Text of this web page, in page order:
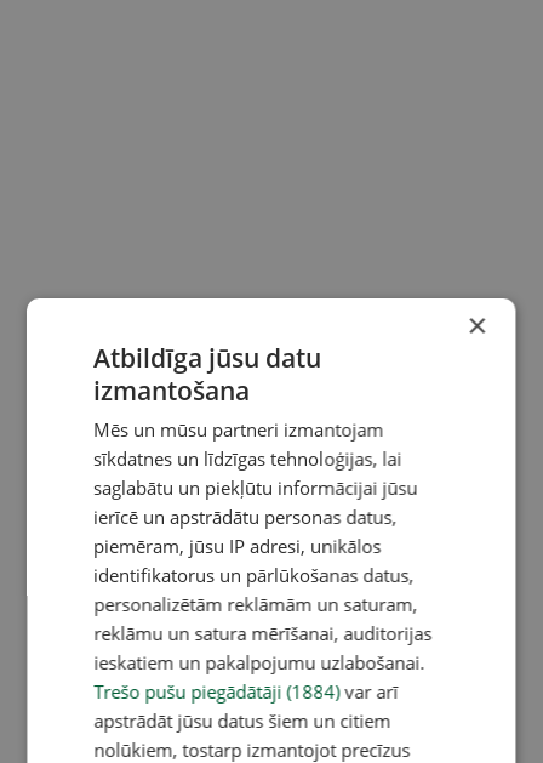
×
Atbildīga jūsu datu
izmantošana
Mēs un mūsu partneri izmantojam
sīkdatnes un līdzīgas tehnoloģijas, lai
saglabātu un piekļūtu informācijai jūsu
ierīcē un apstrādātu personas datus,
piemēram, jūsu IP adresi, unikālos
identifikatorus un pārlūkošanas datus,
personalizētām reklāmām un saturam,
reklāmu un satura mērīšanai, auditorijas
ieskatiem un pakalpojumu uzlabošanai.
Trešo pušu piegādātāji (1884)var arī
apstrādāt jūsu datus šiem un citiem
nolūkiem, tostarp izmantojot precīzus